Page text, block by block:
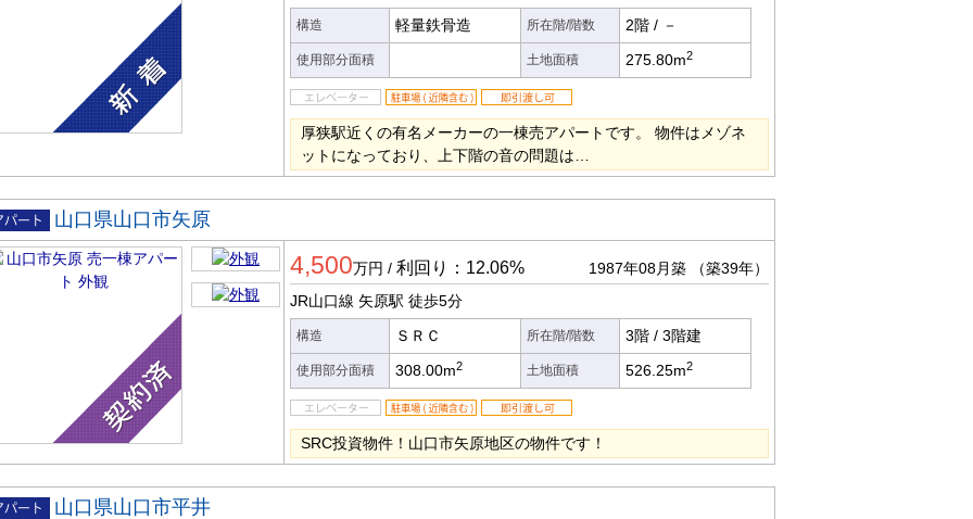
構造 軽量鉄骨造 所在階/階数 2階 / －
使用部分面積 土地面積 275.80m2
厚狭駅近くの有名メーカーの一棟売アパートです。 物件はメゾネ
ットになっており、上下階の音の問題は…
棟ア
ト
山口県山口市矢原
4,500万円 / 利回り：12.06% 1987年08月築
（築39年）
JR山口線 矢原駅 徒歩5分
構造 ＳＲＣ 所在階/階数 3階 / 3階建
使用部分面積 308.00m2 土地面積 526.25m2
SRC投資物件！山口市矢原地区の物件です！
山口県山口市平井